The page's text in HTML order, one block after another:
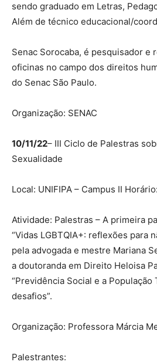
sendo graduado em Letras,
Além de técnico educacional/
Senac Sorocaba, é pesquisador e
oficinas no campo dos direitos
do Senac São Paulo.
Organização: SENAC
10/11/22– III Ciclo de Palestras
Sexualidade
Local: UNIFIPA – Campus II
Atividade: Palestras – A primeira
“Vidas LGBTQIA+: reflexões para
pela advogada e mestre Mariana
a doutoranda em Direito Heloisa
“Previdência Social e a População
desafios”.
Organização: Professora Márcia
Palestrantes: